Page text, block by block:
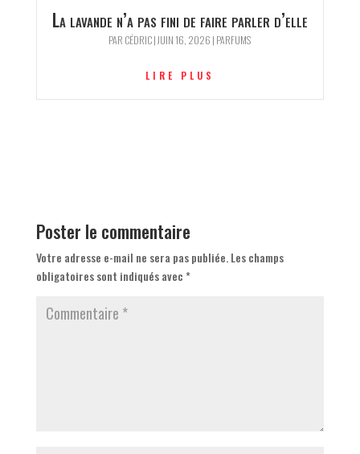
La lavande n’a pas fini de faire parler d’elle
PAR CÉDRIC| JUIN 16, 2026 | PARFUMS
LIRE PLUS
Poster le commentaire
Votre adresse e-mail ne sera pas publiée. Les champs
obligatoires sont indiqués avec*